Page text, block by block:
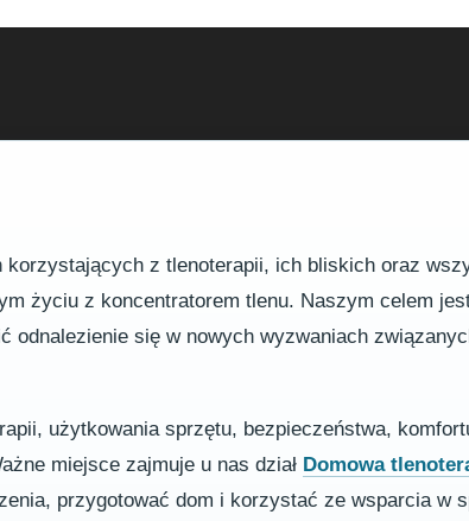
z tlenoterapii, ich bliskich oraz
życiu z koncentratorem tlenu. Naszym celem
odnalezienie się w nowych wyzwaniach
użytkowania sprzętu, bezpieczeństwa,
miejsce zajmuje u nas dział Domowa
przygotować dom i korzystać ze wsparcia w